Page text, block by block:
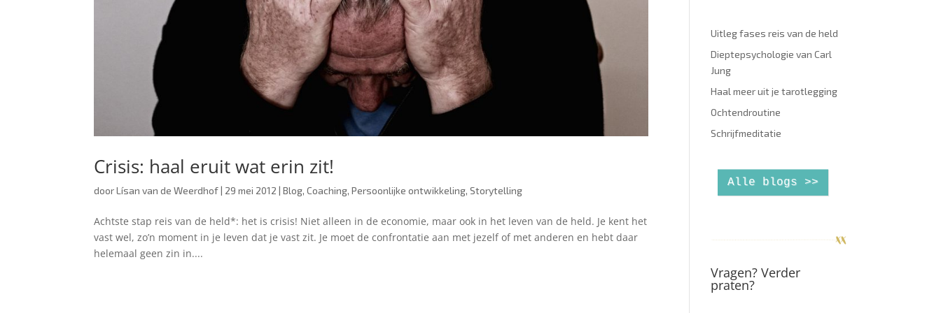
Crisis: haal eruit wat erin zit!
doorLísan van de Weerdhof 29 mei 2012 |Blog,Coaching,Persoonlijke ontwikkeling,Storytelling
Achtste stap reis van de held*: het is crisis! Niet alleen in de economie, maar ook in het leven van de held. Je kent het
vast wel, zo’n moment in je leven dat je vast zit. Je moet de confrontatie aan met jezelf of met anderen en hebt daar
helemaal geen zin in....
Uitleg fases reis van de held
Dieptepsychologie van Carl
Jung
Haal meer uit je tarotlegging
Ochtendroutine
Schrijfmeditatie
Alle blogs >>
Vragen? Verder
praten?